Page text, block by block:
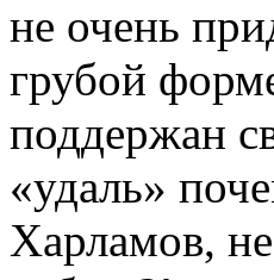
не очень
грубой
поддержан
«удаль»
Харламов,